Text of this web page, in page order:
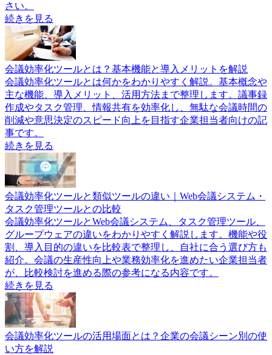
さい。
続きを見る
会議効率化ツールとは？基本機能と導入メリットを解説
会議効率化ツールとは何かをわかりやすく解説。基本概念や
主な機能、導入メリット、活用方法まで整理します。議事録
作成やタスク管理、情報共有を効率化し、無駄な会議時間の
削減や意思決定のスピード向上を目指す企業担当者向けの記
事です。
続きを見る
会議効率化ツールと類似ツールの違い｜Web会議システム・
タスク管理ツールとの比較
会議効率化ツールとWeb会議システム、タスク管理ツール、
グループウェアの違いをわかりやすく解説します。機能や役
割、導入目的の違いを比較表で整理し、自社に合う選び方も
紹介。会議の生産性向上や業務効率化を進めたい企業担当者
が、比較検討を進める際の参考になる内容です。
続きを見る
会議効率化ツールの活用場面とは？企業の会議シーン別の使
い方を解説